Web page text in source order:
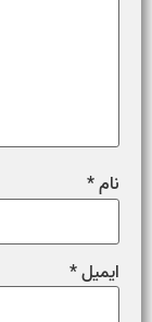
نام*
ایمیل*